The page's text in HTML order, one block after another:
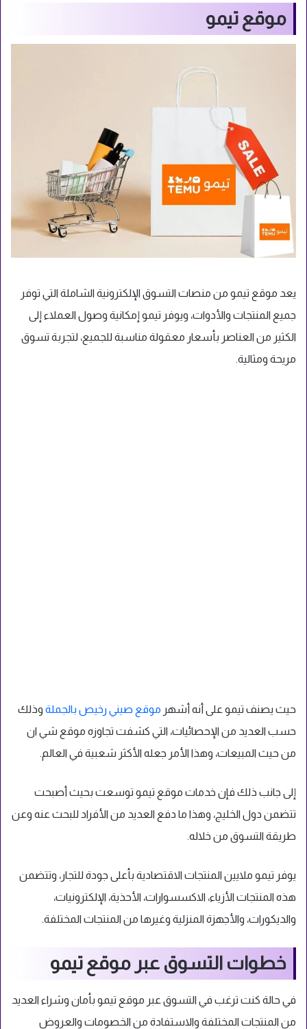
موقع تيمو
يعد موقع تيمو من منصات التسوق الإلكترونية الشاملة التي توفر
جميع المنتجات والأدوات، ويوفر تيمو إمكانية وصول العملاء إلى
الكثير من العناصر بأسعار معقولة مناسبة للجميع، لتجربة تسوق
مريحة ومثالية.
حيث يصنف تيمو على أنه أشهر موقع صيني رخيص بالجملة وذلك
حسب العديد من الإحصائيات، التي كشفت تجاوزه موقع شي ان
من حيث المبيعات، وهذا الأمر جعله الأكثر شعبية في العالم.
إلى جانب ذلك فإن خدمات موقع تيمو توسعت بحيث أصبحت
تتضمن دول الخليج، وهذا ما دفع العديد من الأفراد للبحث عنه وعن
طريقة التسوق من خلاله.
يوفر تيمو ملايين المنتجات الاقتصادية بأعلى جودة للتجار، وتتضمن
هذه المنتجات الأزياء، الاكسسوارات، الأحذية، الإلكترونيات،
والديكورات، والأجهزة المنزلية وغيرها من المنتجات المختلفة.
خطوات التسوق عبر موقع تيمو
في حالة كنت ترغب في التسوق عبر موقع تيمو بأمان وشراء العديد
من المنتجات المختلفة والاستفادة من الخصومات والعروض